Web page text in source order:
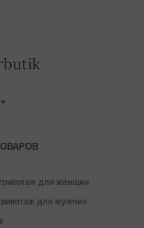
для женщин
для мужчин